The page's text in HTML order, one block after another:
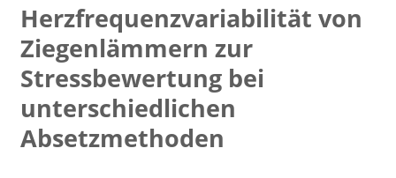
Herzfrequenzvariabilität von
Ziegenlämmern zur
Stressbewertung bei
unterschiedlichen
Absetzmethoden